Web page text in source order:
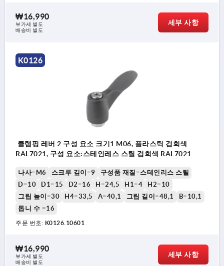
₩16,990
부가세 별도
배송비 별도
세부 사항
K0126
클램핑 레버 2 구성 요소 크기1 M06, 플라스틱 검회색
RAL7021, 구성 요소:스테인레스 스틸 검회색 RAL7021
나사=M6 스크루 깊이=9
구성품 재질=스테인리스 스틸
D=10
D1=15 D2=16 H=24,5 H1=4
H2=10
그립 높이=30
H4=33,5 A=40,1 그립 길이=48,1
B=10,1
톱니 수 =16
주문 번호: K0126.10601
₩16,990
부가세 별도
배송비 별도
세부 사항